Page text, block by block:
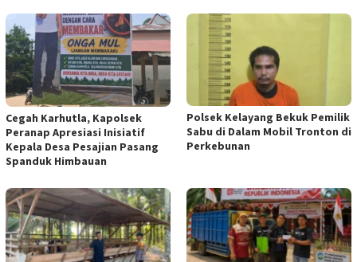
Cegah Karhutla, Kapolsek
Peranap Apresiasi Inisiatif
Kepala Desa Pesajian Pasang
Spanduk Himbauan
Polsek Kelayang Bekuk Pemilik
Sabu di Dalam Mobil Tronton di
Perkebunan